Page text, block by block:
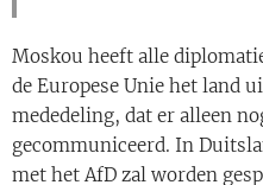
Moskou heeft alle
de Europese Unie het land
mededeling, dat er alleen
gecommuniceerd. In
met het AfD zal worden